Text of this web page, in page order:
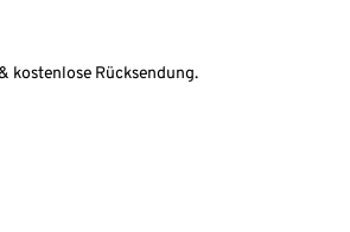
kostenlose Rücksendung.